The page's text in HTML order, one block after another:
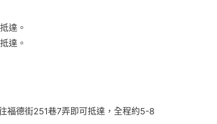
達。
達。
福德街251巷7弄即可抵達，全程約5-8